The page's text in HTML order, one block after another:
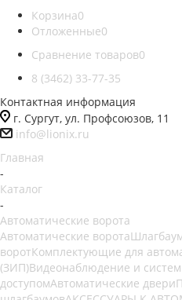
Корзина0
Отложенные0
Сравнение товаров0
8 (3462) 33-77-35
Контактная информация
г. Сургут, ул. Профсоюзов, 11
info@lionix.ru
Главная
-
Каталог
-
Автоматические ворота
Автоматические ворота
воротКомплектующие для
(ЗИП)Видеонаблюдение и
доступомАвтоматические двери